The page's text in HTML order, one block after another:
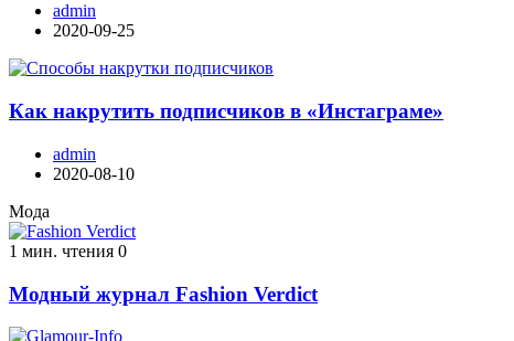
admin
2020-09-25
Как накрутить подписчиков в «Инстаграме»
admin
2020-08-10
Мода
1 мин. чтения 0
Модный журнал Fashion Verdict